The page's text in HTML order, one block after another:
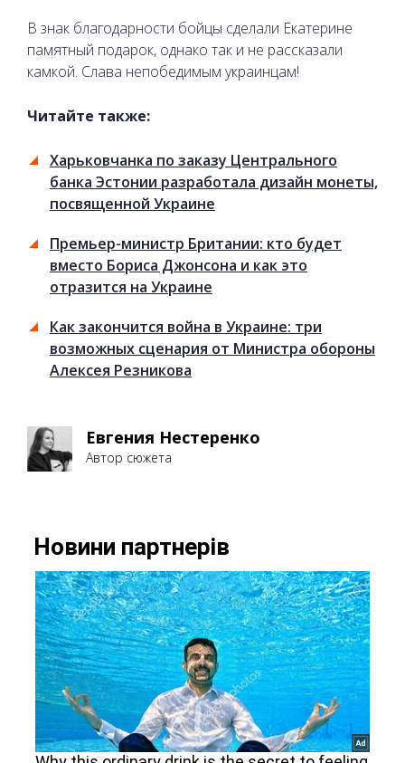
В знак благодарности бойцы сделали Екатерине
памятный подарок, однако так и не рассказали
камкой. Слава непобедимым украинцам!
Читайте также:
Харьковчанка по заказу Центрального
банка Эстонии разработала дизайн монеты,
посвященной Украине
Премьер-министр Британии: кто будет
вместо Бориса Джонсона и как это
отразится на Украине
Как закончится война в Украине: три
возможных сценария от Министра обороны
Алексея Резникова
Евгения Нестеренко
Автор сюжета